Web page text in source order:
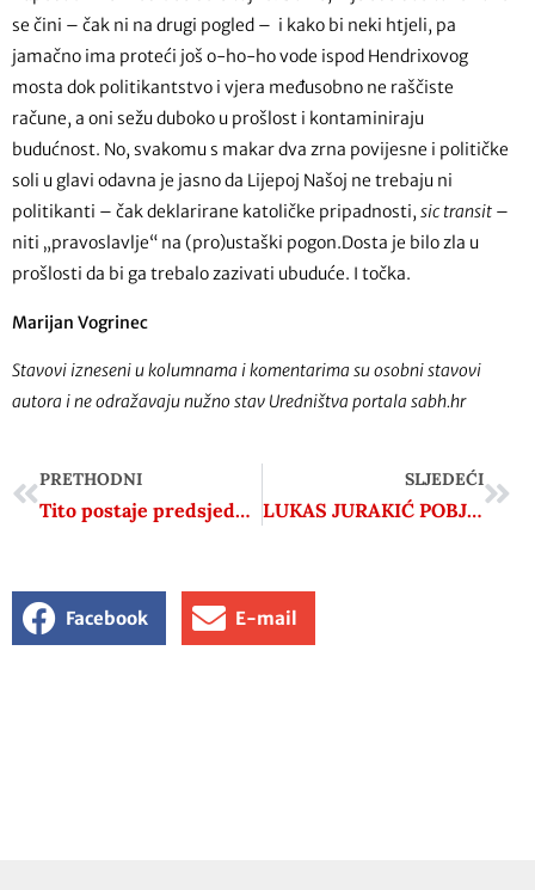
se čini – čak ni na drugi pogled – i kako bi neki htjeli, pa
jamačno ima proteći još o-ho-ho vode ispod Hendrixovog
mosta dok politikantstvo i vjera međusobno ne raščiste
račune, a oni sežu duboko u prošlost i kontaminiraju
budućnost. No, svakomu s makar dva zrna povijesne i političke
soli u glavi odavna je jasno da Lijepoj Našoj ne trebaju ni
politikanti – čak deklarirane katoličke pripadnosti, sic transit –
niti „pravoslavlje“ na (pro)ustaški pogon.Dosta je bilo zla u
prošlosti da bi ga trebalo zazivati ubuduće. I točka.
Marijan Vogrinec
Stavovi izneseni u kolumnama i komentarima su osobni stavovi
autora i ne odražavaju nužno stav Uredništva portala sabh.hr
PRETHODNI
Tito postaje predsjednik Jugoslavije
SLJEDEĆI
LUKAS JURAKIĆ POBJEDNIK TURNIRA ZA DAN MEĐUNARODNOG PRIZNANJA RH I DAN MIRNE REINTEGRACIJE HRVATSKOG PODUNAVLJA
Facebook E-mail